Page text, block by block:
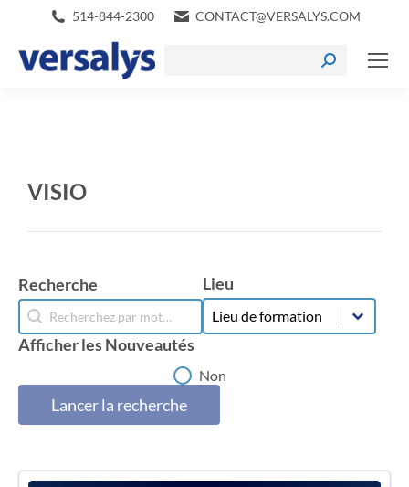
514-844-2300 CONTACT@VERSALYS.COM
VISIO
Recherche
Recherche
Recherche
Lieu
Lieu
Lieu
Afficher les Nouveautés
Afficher les Nouveautés Non
Lancer la recherche